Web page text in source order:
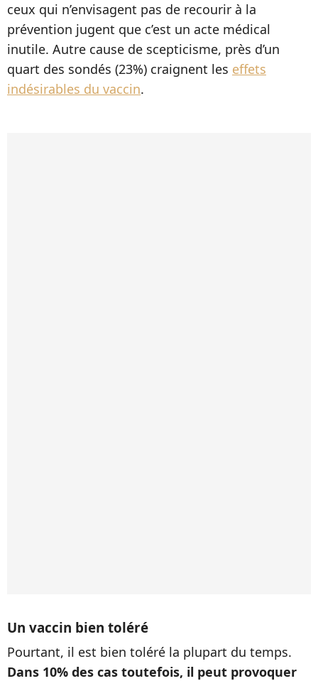
ceux qui n’envisagent pas de recourir à la
prévention jugent que c’est un acte médical
inutile. Autre cause de scepticisme, près d’un
quart des sondés (23%) craignent les effets
indésirables du vaccin.
Un vaccin bien toléré
Pourtant, il est bien toléré la plupart du temps.
Dans 10% des cas toutefois, il peut provoquer